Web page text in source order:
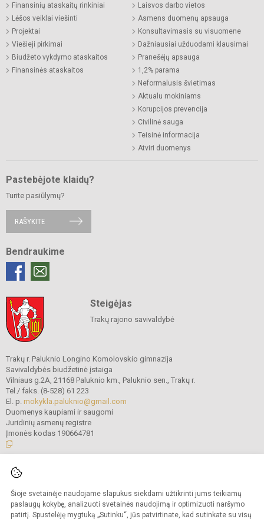
Šioje svetainėje naudojame slapukus siekdami užtikrinti jums teikiamų
paslaugų kokybę, analizuoti svetainės naudojimą ir optimizuoti naršymo
patirtį. Spustelėję mygtuką „Sutinku“, jūs patvirtinate, kad sutinkate su visų
Finansinių ataskaitų rinkiniai
Lėšos veiklai viešinti
Projektai
Viešieji pirkimai
Biudžeto vykdymo ataskaitos
Finansinės ataskaitos
Laisvos darbo vietos
Asmens duomenų apsauga
Konsultavimasis su visuomene
Dažniausiai užduodami klausimai
Pranešėjų apsauga
1,2% parama
Neformalusis švietimas
Aktualu mokiniams
Korupcijos prevencija
Civilinė sauga
Teisinė informacija
Atviri duomenys
Pastebėjote klaidų?
Turite pasiūlymų?
RAŠYKITE
Bendraukime
Steigėjas
Trakų rajono savivaldybė
Trakų r. Paluknio Longino Komolovskio gimnazija
Savivaldybės biudžetinė įstaiga
Vilniaus g.2A, 21168 Paluknio km., Paluknio sen., Trakų r.
Tel./ faks. (8-528) 61 223
El. p. mokykla.paluknio@gmail.com
Duomenys kaupiami ir saugomi
Juridinių asmenų registre
Įmonės kodas 190664781
© 2021. Trakų r. Paluknio Longino Komolovskio gimnazija. Visos teisės
Kopijuoti turinį be raštiško gimnazijos administracijos sutikimo griežtai
draudžiama.